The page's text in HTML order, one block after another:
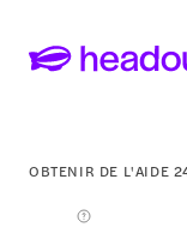
OBTENIR DE L'AIDE